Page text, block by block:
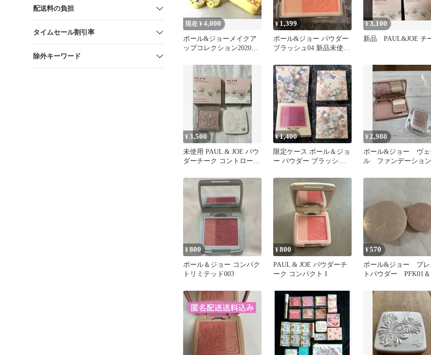
配送料の負担
タイムセール割引率
除外キーワード
現在 ¥4,000
ポール&ジョーメイクア
ップコレクション2020☆
PAUL&JOE
¥ 1,399
ポール&ジョー パウダー
ブラッシュ04 新品未使用
¥3,100
新品 PAUL&JOE チ
¥3,500
未使用 PAUL & JOE パウ
ダーチーク コントロール
¥1,400
限定ケース ポール＆ジョ
ー パウダー ブラッシュ
¥ 2,980
ポール&ジョー ヴェ
ル ファンデーション
ブラシのセット
¥800
ポール＆ジョー コンパク
トリミテッド003
¥800
PAUL & JOE パウダーチ
ーク コンパクト I
¥570
ポール&ジョー プレ
トパウダー PFK01＆
ラー05